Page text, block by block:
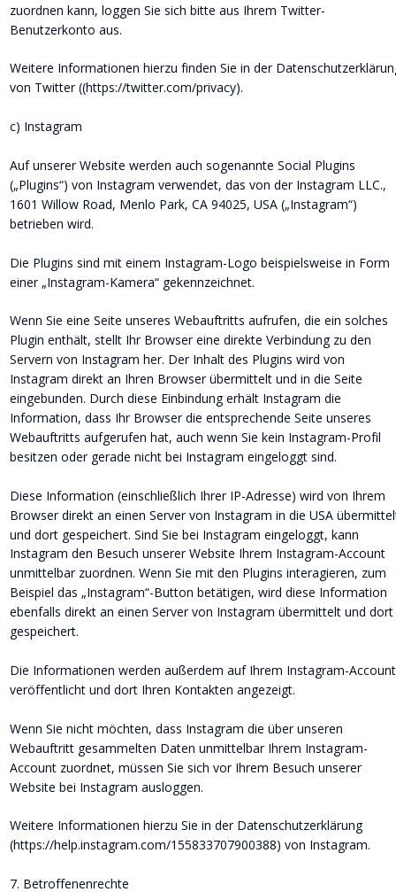
zuordnen kann, loggen Sie sich bitte aus Ihrem Twitter-
Benutzerkonto aus.
Weitere Informationen hierzu finden Sie in der
von Twitter ((https://twitter.com/privacy).
c) Instagram
Auf unserer Website werden auch sogenannte Social Plugins
(„Plugins“) von Instagram verwendet, das von der Instagram LLC.,
1601 Willow Road, Menlo Park, CA 94025, USA („Instagram“)
betrieben wird.
Die Plugins sind mit einem Instagram-Logo beispielsweise in Form
einer „Instagram-Kamera“ gekennzeichnet.
Wenn Sie eine Seite unseres Webauftritts aufrufen, die ein solches
Plugin enthält, stellt Ihr Browser eine direkte Verbindung zu den
Servern von Instagram her. Der Inhalt des Plugins wird von
Instagram direkt an Ihren Browser übermittelt und in die Seite
eingebunden. Durch diese Einbindung erhält Instagram die
Information, dass Ihr Browser die entsprechende Seite unseres
Webauftritts aufgerufen hat, auch wenn Sie kein Instagram-Profil
besitzen oder gerade nicht bei Instagram eingeloggt sind.
Diese Information (einschließlich Ihrer IP-Adresse) wird von Ihrem
Browser direkt an einen Server von Instagram in die USA
und dort gespeichert. Sind Sie bei Instagram eingeloggt, kann
Instagram den Besuch unserer Website Ihrem Instagram-Account
unmittelbar zuordnen. Wenn Sie mit den Plugins interagieren, zum
Beispiel das „Instagram“-Button betätigen, wird diese Information
ebenfalls direkt an einen Server von Instagram übermittelt und dort
gespeichert.
Die Informationen werden außerdem auf Ihrem Instagram-
veröffentlicht und dort Ihren Kontakten angezeigt.
Wenn Sie nicht möchten, dass Instagram die über unseren
Webauftritt gesammelten Daten unmittelbar Ihrem Instagram-
Account zuordnet, müssen Sie sich vor Ihrem Besuch unserer
Website bei Instagram ausloggen.
Weitere Informationen hierzu Sie in der Datenschutzerklärung
(https://help.instagram.com/155833707900388) von Instagram.
7. Betroffenenrechte